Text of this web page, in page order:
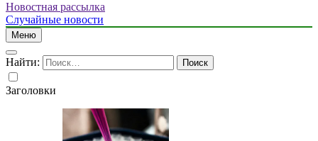
Новостная рассылка
Случайные новости
Меню
Найти:
Заголовки